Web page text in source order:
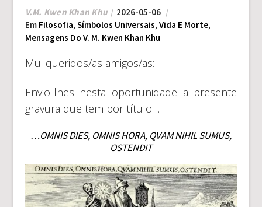
V.M. Kwen Khan Khu
2026-05-06
Em Filosofia, Símbolos Universais, Vida E Morte,
Mensagens Do V. M. Kwen Khan Khu
Mui queridos/as amigos/as:
Envio-lhes nesta oportunidade a presente
gravura que tem por título…
…OMNIS DIES, OMNIS HORA, QVAM NIHIL SUMUS,
OSTENDIT